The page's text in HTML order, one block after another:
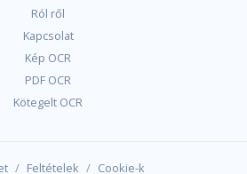
Ról ről
Kapcsolat
Kép OCR
PDF OCR
Kötegelt OCR
/ Feltételek / Cookie-k